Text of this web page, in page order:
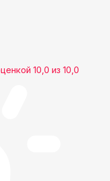
10,0 из 10,0